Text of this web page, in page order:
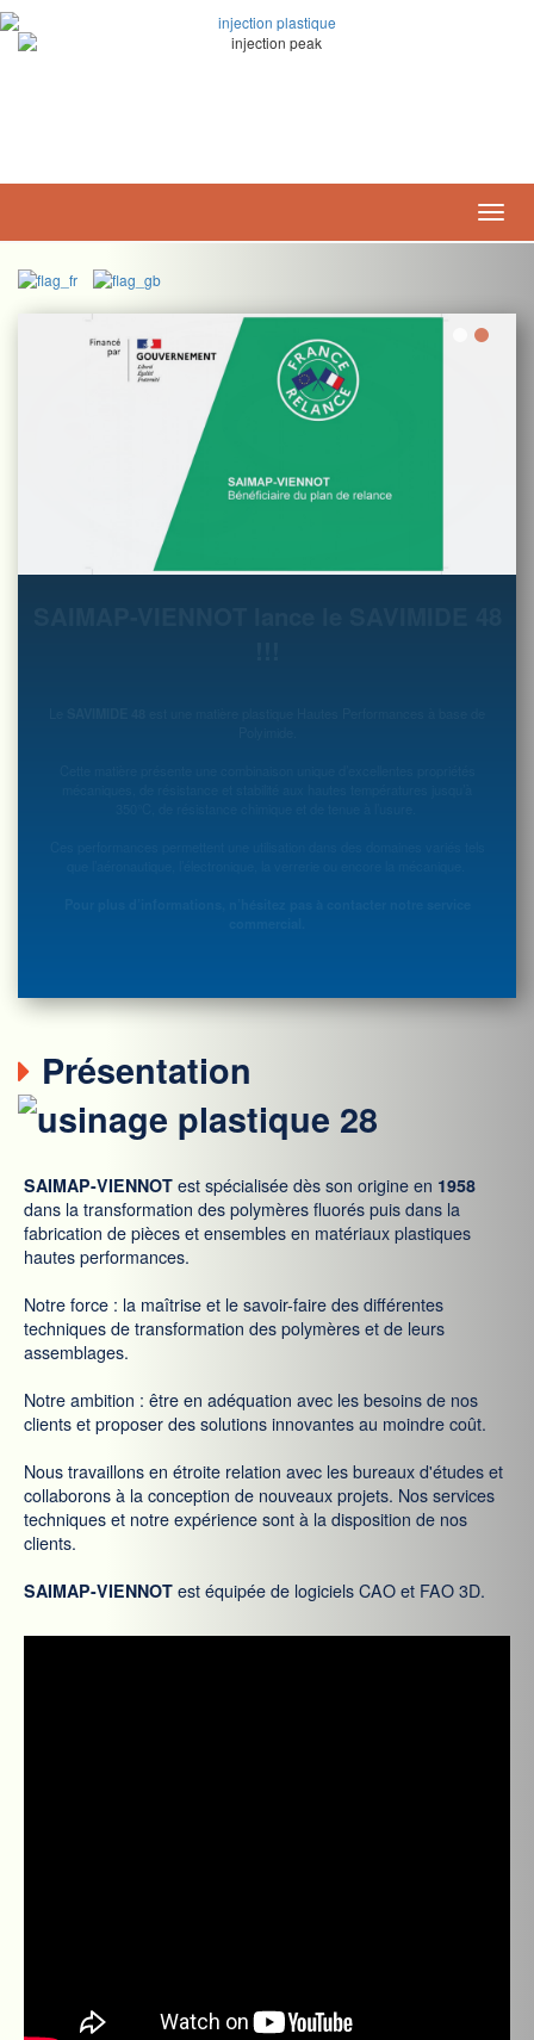
Présentation
SAIMAP-VIENNOT est spécialisée dès son origine en 1958
dans la transformation des polymères fluorés puis dans la
fabrication de pièces et ensembles en matériaux plastiques
hautes performances.
Notre force : la maîtrise et le savoir-faire des différentes
techniques de transformation des polymères et de leurs
assemblages.
Notre ambition : être en adéquation avec les besoins de nos
clients et proposer des solutions innovantes au moindre coût.
Nous travaillons en étroite relation avec les bureaux d'études et
collaborons à la conception de nouveaux projets. Nos services
techniques et notre expérience sont à la disposition de nos
clients.
SAIMAP-VIENNOT est équipée de logiciels CAO et FAO 3D.